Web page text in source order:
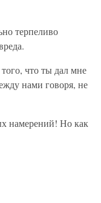
терпеливо
что ты дал мне
нами говоря, не
намерений! Но как